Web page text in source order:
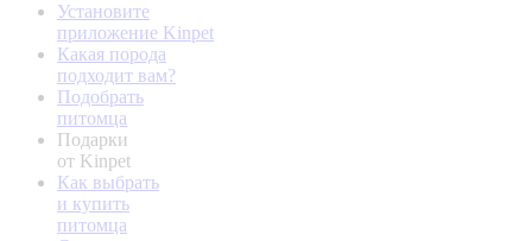
Установите
приложение Kinpet
Какая порода
подходит вам?
Подобрать
питомца
Подарки
от Kinpet
Как выбрать
и купить
питомца